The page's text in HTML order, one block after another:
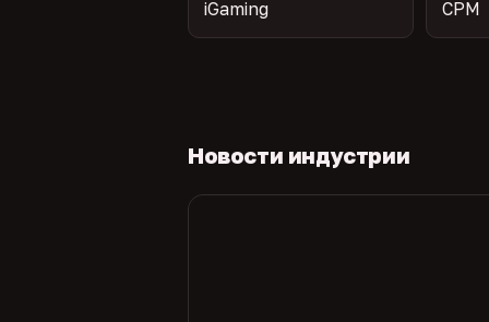
iGaming
CPM
Новости индустрии